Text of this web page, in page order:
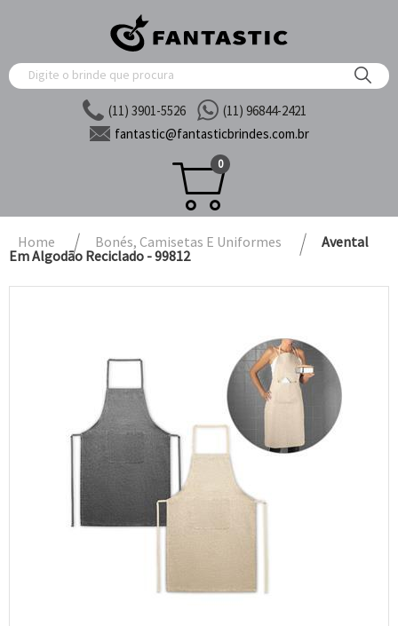
(11) 3901-5526
(11) 96844-2421
fantastic@fantasticbrindes.com.br
0
Home Bonés, Camisetas E Uniformes
Avental
Em Algodão Reciclado - 99812